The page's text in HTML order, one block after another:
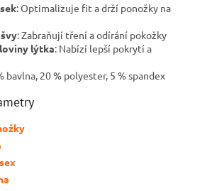
: Optimalizuje fit a drží ponožky na
: Zabraňují tření a odírání pokožky
lýtka: Nabízí lepší pokrytí a
bavlna, 20 % polyester, 5 % spandex